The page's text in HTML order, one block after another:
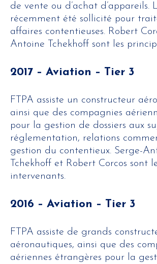
de vente ou d’achat d’appareils.
récemment été sollicité pour
affaires contentieuses. Robert
Antoine Tchekhoff sont les
2017 – Aviation – Tier 3
FTPA assiste un constructeur
ainsi que des compagnies
pour la gestion de dossiers aux
réglementation, relations
gestion du contentieux. Serge-
Tchekhoff et Robert Corcos sont
intervenants.
2016 – Aviation – Tier 3
FTPA assiste de grands
aéronautiques, ainsi que des
aériennes étrangères pour la